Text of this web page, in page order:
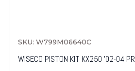
SKU: W799M06640C
WISECO PISTON KIT KX250 '02-04